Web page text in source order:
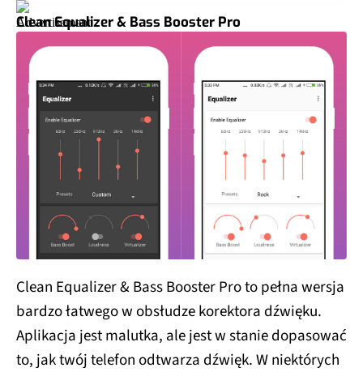
Clean Equalizer & Bass Booster Pro
Clean Equalizer & Bass Booster Pro to pełna wersja
bardzo łatwego w obsłudze korektora dźwięku.
Aplikacja jest malutka, ale jest w stanie dopasować
to, jak twój telefon odtwarza dźwięk. W niektórych